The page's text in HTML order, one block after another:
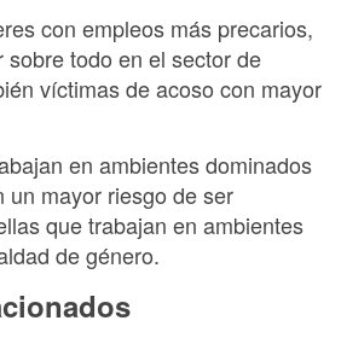
con empleos más precarios,
todo en el sector de
víctimas de acoso con mayor
en ambientes dominados
un mayor riesgo de ser
que trabajan en ambientes
de género.